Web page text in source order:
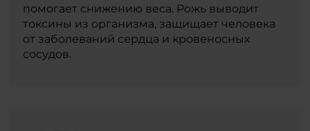
помогает снижению веса. Рожь выводит
токсины из организма, защищает человека
от заболеваний сердца и кровеносных
сосудов.